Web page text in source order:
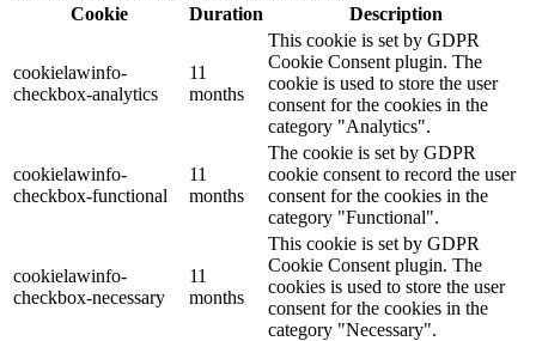
Cookie
Duration Description
cookielawinfo-
checkbox-analytics
11
months
This cookie is set by GDPR
Cookie Consent plugin. The
cookie is used to store the user
consent for the cookies in the
category "Analytics".
cookielawinfo-
checkbox-functional
11
months
The cookie is set by GDPR
cookie consent to record the user
consent for the cookies in the
category "Functional".
cookielawinfo-
checkbox-necessary
11
months
This cookie is set by GDPR
Cookie Consent plugin. The
cookies is used to store the user
consent for the cookies in the
category "Necessary".